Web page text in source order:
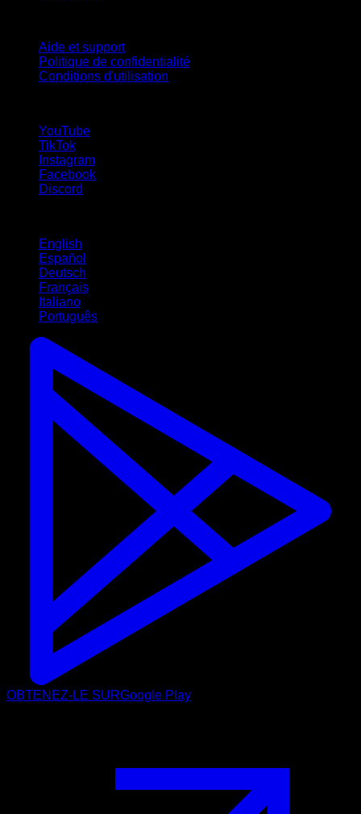
Aide et support
Politique de confidentialité
Conditions d'utilisation
YouTube
TikTok
Instagram
Facebook
Discord
English
Español
Deutsch
Français
Italiano
Português
OBTENEZ-LE SURGoogle Play